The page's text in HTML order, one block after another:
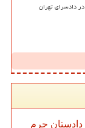
دادستان جرم